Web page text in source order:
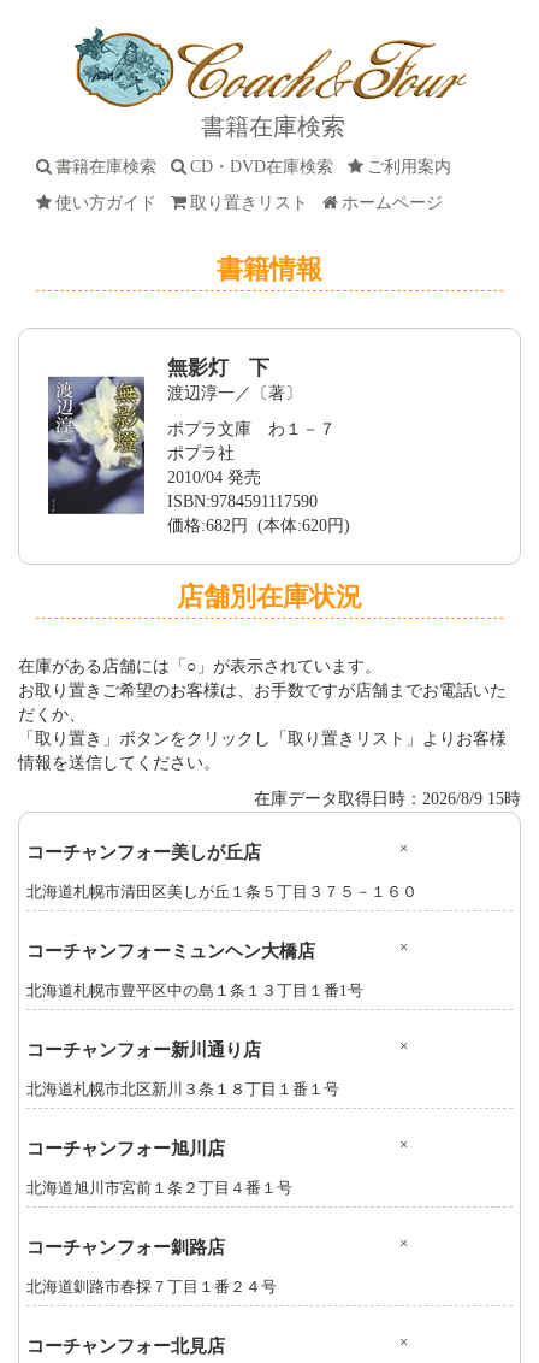
書籍在庫検索
書籍在庫検索 CD・DVD在庫検索
ご利用案内
使い方ガイド
取り置きリスト ホームページ
書籍情報
無影灯 下
渡辺淳一／〔著〕
ポプラ文庫 わ１－７
ポプラ社
2010/04 発売
ISBN:9784591117590
価格:682円 (本体:620円)
店舗別在庫状況
在庫がある店舗には「○」が表示されています。
お取り置きご希望のお客様は、お手数ですが店舗までお電話いた
だくか、
「取り置き」ボタンをクリックし「取り置きリスト」よりお客様
情報を送信してください。
在庫データ取得日時：2026/8/9 15時
コーチャンフォー美しが丘店 ×
北海道札幌市清田区美しが丘１条５丁目３７５－１６０
コーチャンフォーミュンヘン大橋店 ×
北海道札幌市豊平区中の島１条１３丁目１番1号
コーチャンフォー新川通り店 ×
北海道札幌市北区新川３条１８丁目１番１号
コーチャンフォー旭川店 ×
北海道旭川市宮前１条２丁目４番１号
コーチャンフォー釧路店 ×
北海道釧路市春採７丁目１番２４号
コーチャンフォー北見店 ×